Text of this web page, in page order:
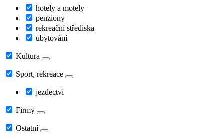
hotely a motely
penziony
rekreační střediska
ubytování
Kultura
Sport, rekreace
jezdectví
Firmy
Ostatní